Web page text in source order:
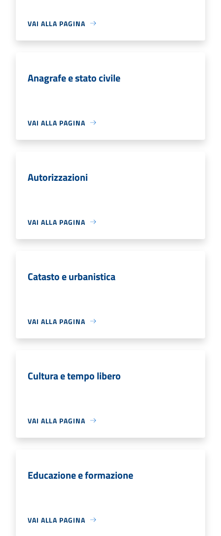
VAI ALLA PAGINA
Anagrafe e stato civile
VAI ALLA PAGINA
Autorizzazioni
VAI ALLA PAGINA
Catasto e urbanistica
VAI ALLA PAGINA
Cultura e tempo libero
VAI ALLA PAGINA
Educazione e formazione
VAI ALLA PAGINA